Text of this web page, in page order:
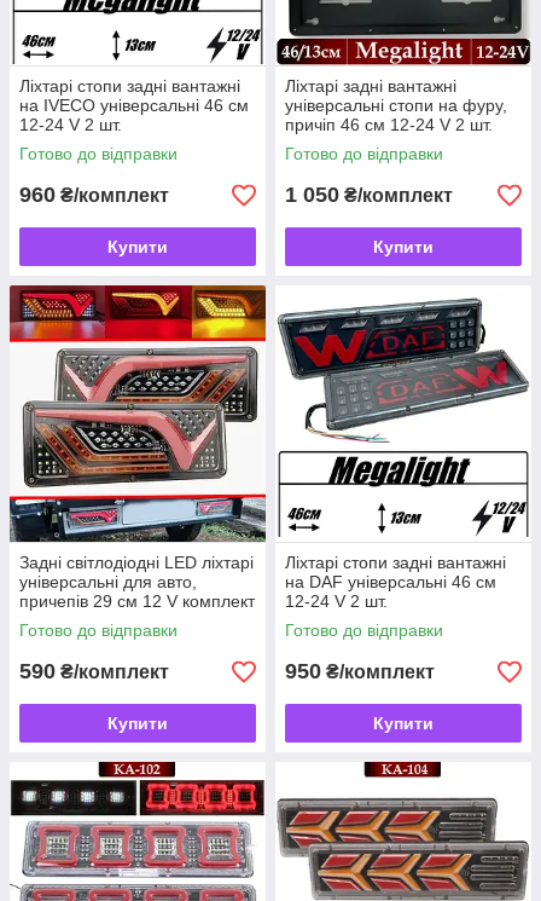
Ліхтарі стопи задні вантажні
на IVECO універсальні 46 см
12-24 V 2 шт.
Готово до відправки
960 ₴/комплект
Купити
Ліхтарі задні вантажні
універсальні стопи на фуру,
причіп 46 см 12-24 V 2 шт.
Готово до відправки
1 050 ₴/комплект
Купити
Задні світлодіодні LED ліхтарі
універсальні для авто,
причепів 29 см 12 V комплект
2 шт G-WD120
Готово до відправки
590 ₴/комплект
Купити
Ліхтарі стопи задні вантажні
на DAF універсальні 46 см
12-24 V 2 шт.
Готово до відправки
950 ₴/комплект
Купити